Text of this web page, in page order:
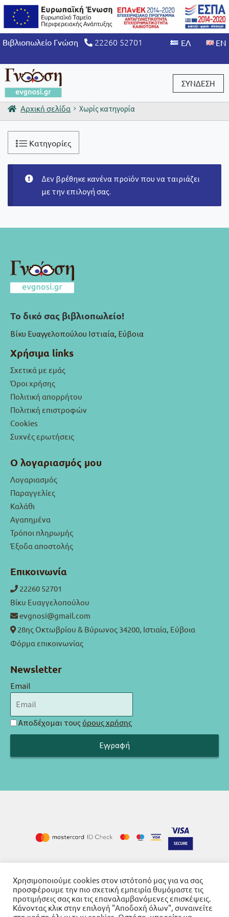
Βιβλιοπωλείο Γνώση 22260 52701
ΣΥΝΔΕΣΗ
Είσοδος / Εγγραφή
Αρχική σελίδα Χωρίς κατηγορία
Κατηγορίες
Δεν βρέθηκε κανένα προϊόν που να ταιριάζει
με την επιλογή σας.
Το δικό σας βιβλιοπωλείο!
Βίκυ Ευαγγελοπούλου Ιστιαία, Εύβοια
Χρήσιμα links
Σχετικά με εμάς
Όροι χρήσης
Πολιτική απορρήτου
Πολιτική επιστροφών
Cookies
Συχνές ερωτήσεις
Ο λογαριασμός μου
Λογαριασμός
Παραγγελίες
Καλάθι
Αγαπημένα
Τρόποι πληρωμής
Έξοδα αποστολής
Επικοινωνία
22260 52701
Βίκυ Ευαγγελοπούλου
evgnosi@gmail.com
28ης Οκτωβρίου & Βύρωνος 34200, Ιστιαία, Εύβοια
Φόρμα επικοινωνίας
Newsletter
Email
Αποδέχομαι τους όρους χρήσης
Cookies-Όροι χρήσης-Πολιτική απορρήτου
Χρησιμοποιούμε cookies στον ιστότοπό μας για να σας
προσφέρουμε την πιο σχετική εμπειρία θυμόμαστε τις
προτιμήσεις σας και τις επαναλαμβανόμενες επισκέψεις.
Κάνοντας κλικ στην επιλογή "Αποδοχή όλων", συναινείτε